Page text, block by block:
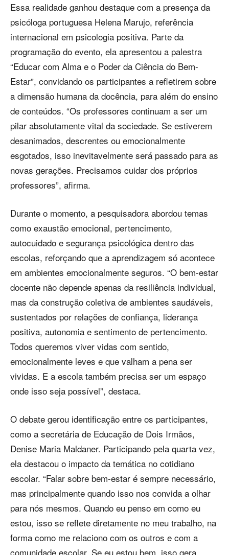
Essa realidade ganhou destaque com a presença da
psicóloga portuguesa Helena Marujo, referência
internacional em psicologia positiva. Parte da
programação do evento, ela apresentou a palestra
“Educar com Alma e o Poder da Ciência do Bem-
Estar”, convidando os participantes a refletirem sobre
a dimensão humana da docência, para além do ensino
de conteúdos. “Os professores continuam a ser um
pilar absolutamente vital da sociedade. Se estiverem
desanimados, descrentes ou emocionalmente
esgotados, isso inevitavelmente será passado para as
novas gerações. Precisamos cuidar dos próprios
professores”, afirma.
Durante o momento, a pesquisadora abordou temas
como exaustão emocional, pertencimento,
autocuidado e segurança psicológica dentro das
escolas, reforçando que a aprendizagem só acontece
em ambientes emocionalmente seguros. “O bem-estar
docente não depende apenas da resiliência individual,
mas da construção coletiva de ambientes saudáveis,
sustentados por relações de confiança, liderança
positiva, autonomia e sentimento de pertencimento.
Todos queremos viver vidas com sentido,
emocionalmente leves e que valham a pena ser
vividas. E a escola também precisa ser um espaço
onde isso seja possível”, destaca.
O debate gerou identificação entre os participantes,
como a secretária de Educação de Dois Irmãos,
Denise Maria Maldaner. Participando pela quarta vez,
ela destacou o impacto da temática no cotidiano
escolar. “Falar sobre bem-estar é sempre necessário,
mas principalmente quando isso nos convida a olhar
para nós mesmos. Quando eu penso em como eu
estou, isso se reflete diretamente no meu trabalho, na
forma como me relaciono com os outros e com a
comunidade escolar. Se eu estou bem, isso gera